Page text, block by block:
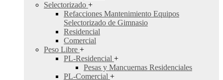
Selectorizado +
Refacciones Mantenimiento Equipos
Selectorizado de Gimnasio
Residencial
Comercial
Peso Libre +
PL-Residencial +
Pesas y Mancuernas Residenciales
PL-Comercial +